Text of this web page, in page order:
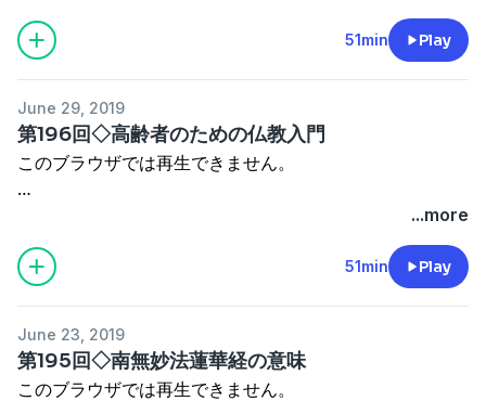
ただし、セクハラ・パワハラの法的定義を、こちら側が理
解しておく必要があります。
ハラ・パワハラの法的定義を学び、出来れば、印刷して、
自分に該当する箇所に線を引き、御守りのように持ち歩く
事が、身を守る為に重要な事と思います。
https://www.no-
harassment.mhlw.go.jp/jinji/download/
セクハラ・パワハラ対策については、上司が加害者である
ケースと、企業体のトップが加害者であるケースとでは異
なります。
ぽよよ犬
メール:kuwatayoshio（アットマーク）gmail.com く
※ご相談には極力応じたいと思いますが、ご返事までお時
間を下さい。
お金はいただきません。
蹴落とし社会を生きるには 第1回【分析】人間の性質
http://poyoyoken.seesaa.net/article/96416742.html
蹴落とし社会を生きるにはPart2 第145回◇一番わかり
やすい神道の話
います。
これはＰＣ表示の話なので、スマホだと、この通りに行く
三か月に一回しか配信されていない時もあります。
第175回と第194回が間違って、「蹴落とし社会を生きる
・上司は裏切る。
・空気を読むな！
・今は変人にならないと生きて行けない。
・犀の角の如くただ一人歩め（スッタニパータ）
・パートナーは互いに修行の妨（さまた）げになる。
・マハトマ・ガンジー
・仏教＝自然との戦い
・妄想性障害
・第三舞台「トランス」
・鴻上尚史
・一緒に狂いませんか？
・無頼派＝誰にも依存しない
・直葬
※新しいマイクを試したのですが、多少ノイズが入ってい
ます。
【内容】
・2019年参議院議員選挙について。
・国はいつか必ず滅びる。
・頭が腐れば、しっぽまで腐る。
・徳治政治＝仁政
・般若心経が成立した経緯。
・苦集滅道（四聖諦）
・法（ダルマ）は神仏に直接聴くしかない。
・釈迦滅後、長老達は皆、別々の法を説いて仏教界は分裂
51min Play
June 29, 2019
第196回◇高齢者のための仏教入門
このブラウザでは再生できません。
仏教を勉強されたいという高齢者の為の配信です。
高齢者のみならず、仏教入門者の方に是非、お聴きいただ
きたい内容です。
てらっしゃる方も、お聴き下さい。
...more
51min Play
June 23, 2019
第195回◇南無妙法蓮華経の意味
このブラウザでは再生できません。